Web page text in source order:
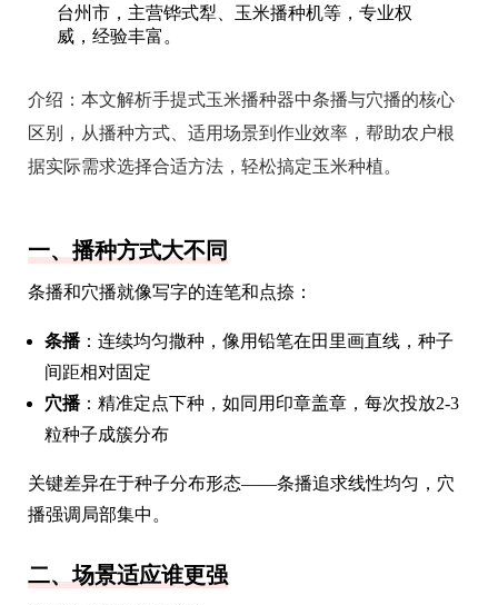
台州市，主营铧式犁、玉米播种机等，专业权
威，经验丰富。
介绍： 本文解析手提式玉米播种器中条播与穴播的核心
区别，从播种方式、适用场景到作业效率，帮助农户根
据实际需求选择合适方法，轻松搞定玉米种植。
一、播种方式大不同
条播和穴播就像写字的连笔和点捺：
条播：连续均匀撒种，像用铅笔在田里画直线，种子
间距相对固定
穴播：精准定点下种，如同用印章盖章，每次投放2-3
粒种子成簇分布
关键差异在于种子分布形态——条播追求线性均匀，穴
播强调局部集中。
二、场景适应谁更强